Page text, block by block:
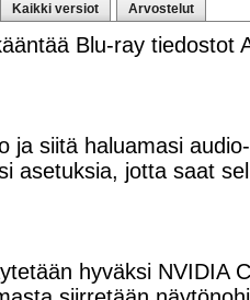
Kaikki versiot Arvostelut
Blu-ray tiedostot
ja siitä haluamasi
asetuksia, jotta saat
hyväksi NVIDIA